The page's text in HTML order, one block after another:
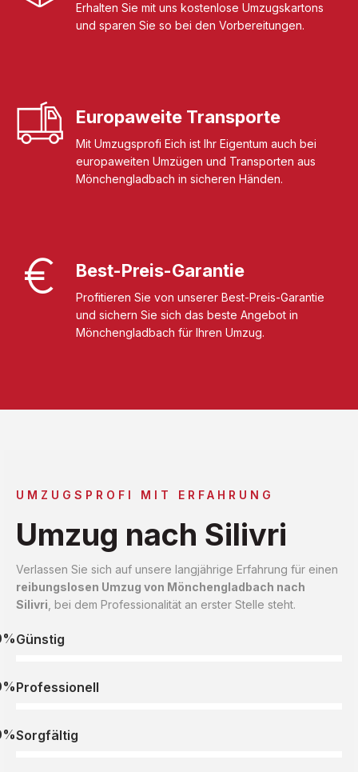
Erhalten Sie mit uns kostenlose Umzugskartons
und sparen Sie so bei den Vorbereitungen.
Europaweite Transporte
Mit Umzugsprofi Eich ist Ihr Eigentum auch bei
europaweiten Umzügen und Transporten aus
Mönchengladbach in sicheren Händen.
Best-Preis-Garantie
Profitieren Sie von unserer Best-Preis-Garantie
und sichern Sie sich das beste Angebot in
Mönchengladbach für Ihren Umzug.
UMZUGSPROFI MIT ERFAHRUNG
Umzug nach Silivri
Verlassen Sie sich auf unsere langjährige Erfahrung für einen
reibungslosen Umzug von Mönchengladbach nach
Silivri , bei dem Professionalität an erster Stelle steht.
Günstig
Professionell
Sorgfältig